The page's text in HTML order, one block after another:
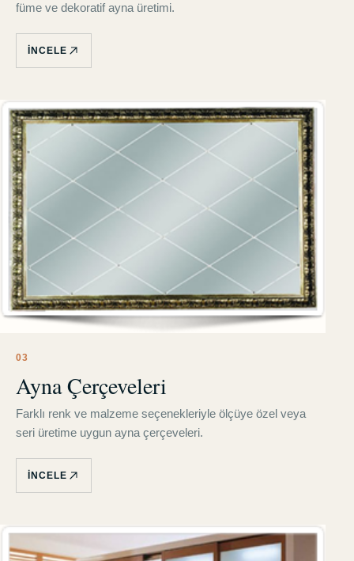
füme ve dekoratif ayna üretimi.
İNCELE
03
Ayna Çerçeveleri
Farklı renk ve malzeme seçenekleriyle ölçüye özel veya
seri üretime uygun ayna çerçeveleri.
İNCELE